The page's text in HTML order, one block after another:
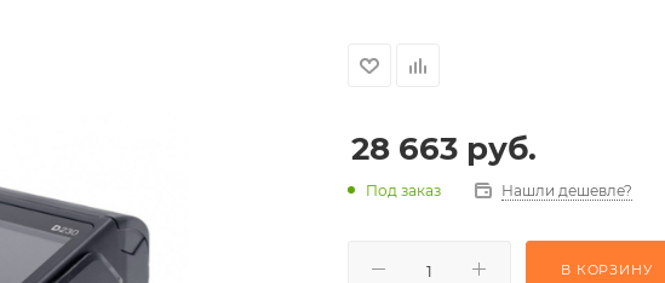
28 663 руб.
Под заказ Нашли дешевле?
В КОРЗИНУ